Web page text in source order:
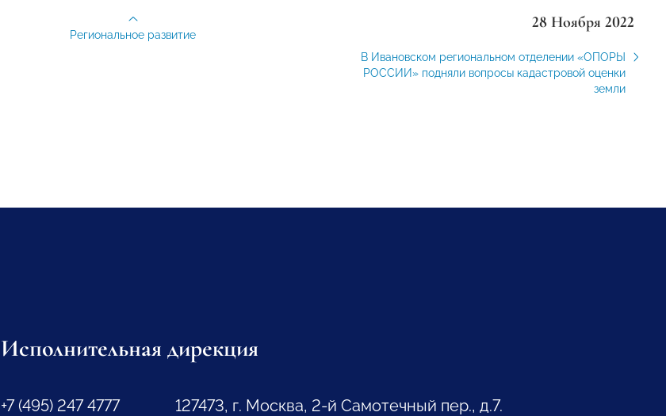
28 Ноября 2022
В Ивановском региональном отделении «ОПОРЫ
РОССИИ» подняли вопросы кадастровой оценки
земли
Региональное развитие
Исполнительная дирекция
+7 (495) 247 4777
127473, г. Москва, 2-й Самотечный пер., д.7.